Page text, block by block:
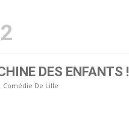
DES ENFANTS !
Comédie De Lille